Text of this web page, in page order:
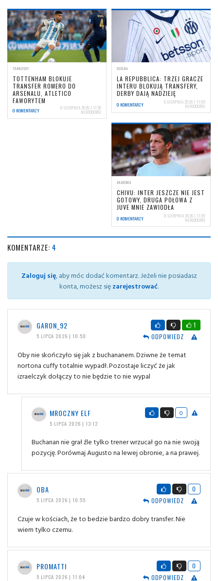
TRANSFERY
TOTTENHAM BLOKUJE
TRANSFER ROMERO DO
ARSENALU, ATLETICO
FAWORYTEM
0 KOMENTARZY 8 SIERPNIA 2026 | 17:26
NERIOCORSI
OGÓLNA
LA REPUBBLICA: TRZEJ GRACZE
INTERU BLOKUJĄ TRANSFERY,
DERBY DAJĄ NADZIEJĘ
0 KOMENTARZY 6 SIERPNIA 2026 | 11:05
NERIOCORSI
AKADEMIA
CHIVU: INTER JESZCZE NIE JEST
GOTOWY, DRUGA POŁOWA Z
JUVE MNIE ZAWIODŁA
0 KOMENTARZY 8 SIERPNIA 2026 | 17:29
NERIOCORSI
KOMENTARZE: 4
Zaloguj się, aby móc dodać komentarz. Jeżeli nie posiadasz
konta, możesz sięzarejestrować.
GARON_92
5 LIPCA 2026 | 10:50
1
ODPOWIEDZ
Oby nie skończyło się jak z buchananem. Dziwne że temat
nortona cuffy totalnie wypadł. Pozostaje liczyć że jak
izraelczyk dołączy to nie będzie to nie wypal
MROCZNY ELF
5 LIPCA 2026 | 13:12
0
Buchanan nie grał źle tylko trener wrzucał go na nie swoją
pozycję. Porównaj Augusto na lewej obronie, a na prawej.
OBA
5 LIPCA 2026 | 10:55
0
ODPOWIEDZ
Czuje w kościach, że to bedzie bardzo dobry transfer. Nie
wiem tylko czemu.
PROMATTI
5 LIPCA 2026 | 11:04
0
ODPOWIEDZ